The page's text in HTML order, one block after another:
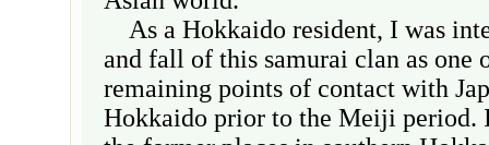
As a Hokkaido resident, I was
and fall of this samurai clan as one
remaining points of contact with
Hokkaido prior to the Meiji period.